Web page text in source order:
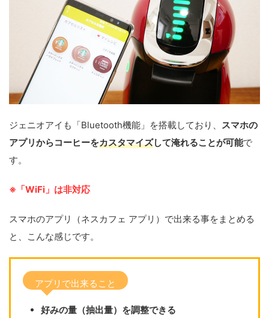
ジェニオアイも「Bluetooth機能」を搭載しており、
スマホの
アプリからコーヒーをカスタマイズして淹れることが可能で
す。
※「WiFi」は非対応
スマホのアプリ（ネスカフェ アプリ）で出来る事をまとめる
と、こんな感じです。
アプリで出来ること
好みの量（抽出量）を調整できる